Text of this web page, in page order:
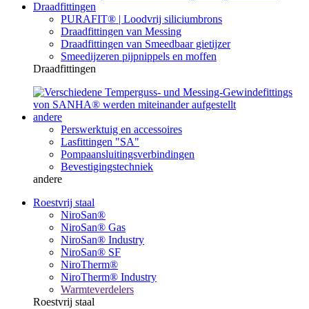
Draadfittingen
PURAFIT® | Loodvrij siliciumbrons
Draadfittingen van Messing
Draadfittingen van Smeedbaar gietijzer
Smeedijzeren pijpnippels en moffen
Draadfittingen
andere
Perswerktuig en accessoires
Lasfittingen "SA"
Pompaansluitingsverbindingen
Bevestigingstechniek
andere
Roestvrij staal
NiroSan®
NiroSan® Gas
NiroSan® Industry
NiroSan® SF
NiroTherm®
NiroTherm® Industry
Warmteverdelers
Roestvrij staal